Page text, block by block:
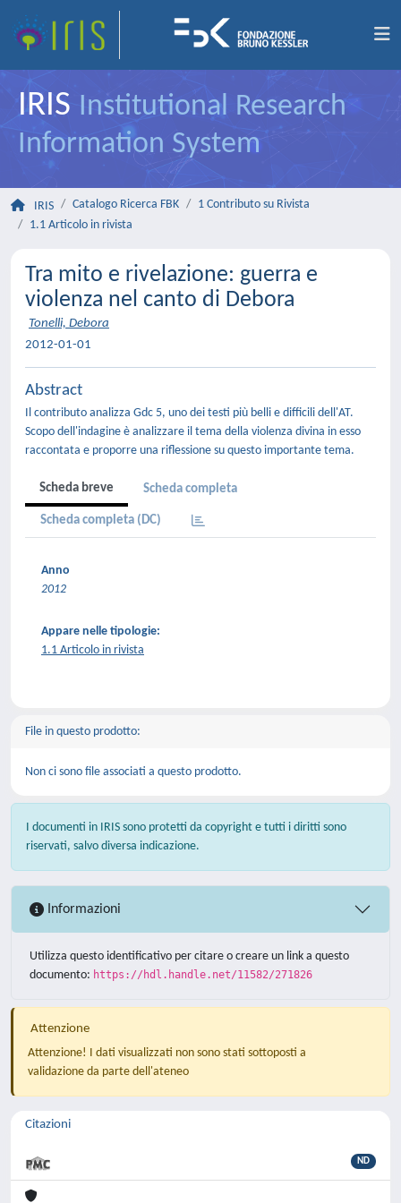
IRIS Institutional Research
Information System
IRIS Catalogo Ricerca FBK
1 Contributo su Rivista
1.1 Articolo in rivista
Tra mito e rivelazione: guerra e
violenza nel canto di Debora
Tonelli, Debora
2012-01-01
Abstract
Il contributo analizza Gdc 5, uno dei testi più belli e difficili dell'AT.
Scopo dell'indagine è analizzare il tema della violenza divina in esso
raccontata e proporre una riflessione su questo importante tema.
Scheda breve Scheda completa
Scheda completa (DC)
Anno
2012
Appare nelle tipologie:
1.1 Articolo in rivista
File in questo prodotto:
Non ci sono file associati a questo prodotto.
I documenti in IRIS sono protetti da copyright e tutti i diritti sono
riservati, salvo diversa indicazione.
Informazioni
Utilizza questo identificativo per citare o creare un link a questo
documento: https://hdl.handle.net/11582/271826
Attenzione
Attenzione! I dati visualizzati non sono stati sottoposti a
validazione da parte dell'ateneo
Citazioni
ND